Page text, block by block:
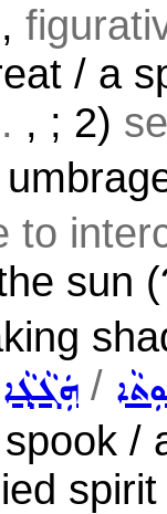
/ a
, ; 2)
to
sun
ܗܲܓܵܓ݂ܵܐ /
/
spirit